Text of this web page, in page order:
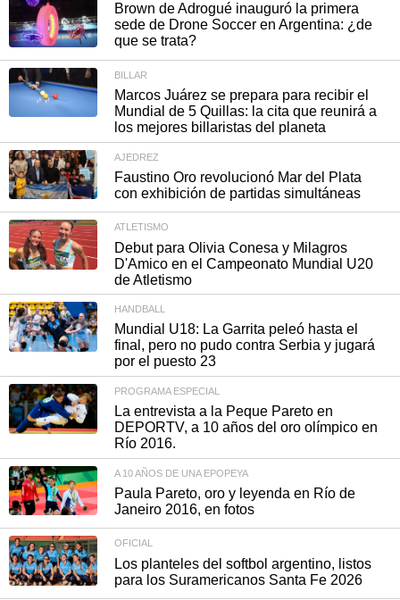
Brown de Adrogué inauguró la primera
sede de Drone Soccer en Argentina: ¿de
que se trata?
BILLAR
Marcos Juárez se prepara para recibir el
Mundial de 5 Quillas: la cita que reunirá a
los mejores billaristas del planeta
AJEDREZ
Faustino Oro revolucionó Mar del Plata
con exhibición de partidas simultáneas
ATLETISMO
Debut para Olivia Conesa y Milagros
D'Amico en el Campeonato Mundial U20
de Atletismo
HANDBALL
Mundial U18: La Garrita peleó hasta el
final, pero no pudo contra Serbia y jugará
por el puesto 23
PROGRAMA ESPECIAL
La entrevista a la Peque Pareto en
DEPORTV, a 10 años del oro olímpico en
Río 2016.
A 10 AÑOS DE UNA EPOPEYA
Paula Pareto, oro y leyenda en Río de
Janeiro 2016, en fotos
OFICIAL
Los planteles del softbol argentino, listos
para los Suramericanos Santa Fe 2026